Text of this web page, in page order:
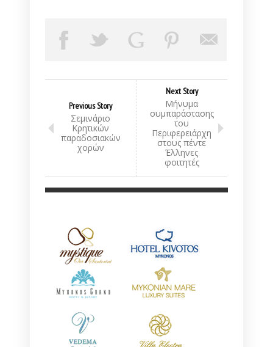
Previous Story
Σεμινάριο
Κρητικών
παραδοσιακών
χορών
Next Story
Μήνυμα
συμπαράστασης
του
Περιφερειάρχη
στους πέντε
Έλληνες
φοιτητές